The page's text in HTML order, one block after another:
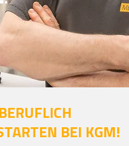
BERUFLICH
BEI KGM!